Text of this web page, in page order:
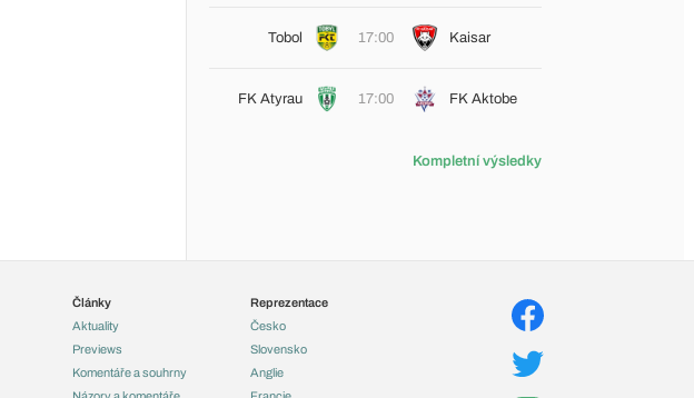
Tobol 17:00 Kaisar
FK Atyrau 17:00 FK Aktobe
Kompletní výsledky
Články
Aktuality
Previews
Komentáře a souhrny
Reprezentace
Česko
Slovensko
Anglie